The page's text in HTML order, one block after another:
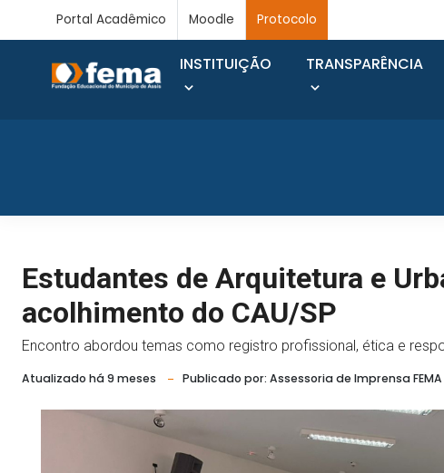
Portal Acadêmico Moodle Protocolo
INSTITUIÇÃO TRANSPARÊNCIA
Estudantes de Arquitetura e
acolhimento do CAU/SP
Encontro abordou temas como registro profissional, ética e
Atualizado há 9 meses Publicado por: Assessoria de Imprensa FEMA